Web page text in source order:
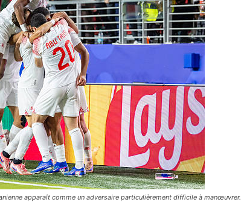
apparaît comme un adversaire particulièrement difficile à manœuvrer.